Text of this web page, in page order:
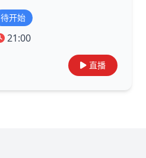
待开始
21:00
直播